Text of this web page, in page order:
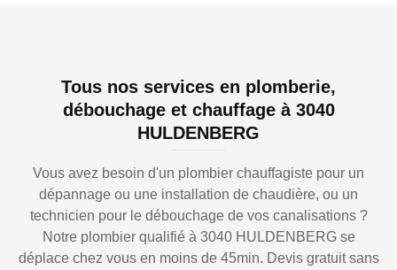
Tous nos services en plomberie,
débouchage et chauffage à 3040
HULDENBERG
Vous avez besoin d'un plombier chauffagiste pour un
dépannage ou une installation de chaudière, ou un
technicien pour le débouchage de vos canalisations ?
Notre plombier qualifié à 3040 HULDENBERG se
déplace chez vous en moins de 45min. Devis gratuit sans